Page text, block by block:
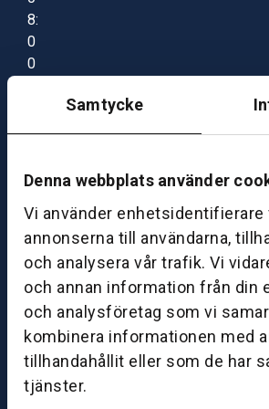
Samtycke
Denna webbplats använder
Vi använder
annonserna till användarna,
och analysera vår trafik. Vi
och annan information från din
och analysföretag som vi
kombinera informationen med
tillhandahållit eller som de har
tjänster.
8:
0
0
7:
0
B
S
k
ö
v
d